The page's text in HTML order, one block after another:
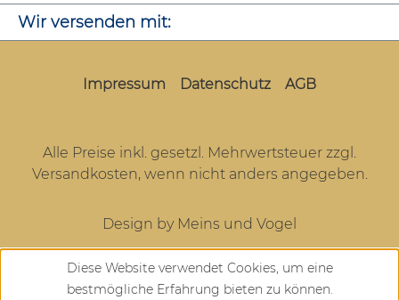
Wir versenden mit:
Impressum Datenschutz AGB
Alle Preise inkl. gesetzl. Mehrwertsteuer zzgl.
Versandkosten, wenn nicht anders angegeben.
Design by Meins und Vogel
Diese Website verwendet Cookies, um eine
bestmögliche Erfahrung bieten zu können.